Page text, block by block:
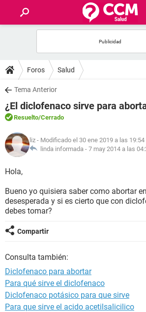
FOROS
SALUD
FAMILIA
NUTRICIÓN
SEXUALIDAD
GLOSARIO
Foros Salud
Tema Anterior
¿El diclofenaco sirve para
Resuelto/Cerrado
liz - Modificado el 30 ene 2019 a las 19:54
linda informada - 7 may 2014 a las
Hola,
Bueno yo quisiera saber como abortar
desesperada y si es cierto que con
debes tomar?
Compartir
Consulta también:
Diclofenaco para abortar
Para qué sirve el diclofenaco
Diclofenaco potásico para que sirve
Para que sirve el acido acetilsalicilico